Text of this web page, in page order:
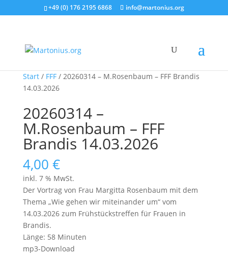
+49 (0) 176 2195 6868 info@martonius.org
Start/ FFF/ 20260314 – M.Rosenbaum – FFF Brandis
14.03.2026
20260314 –
M.Rosenbaum – FFF
Brandis 14.03.2026
4,00 €
inkl. 7 % MwSt.
Der Vortrag von Frau Margitta Rosenbaum mit dem
Thema „Wie gehen wir miteinander um“ vom
14.03.2026 zum Frühstückstreffen für Frauen in
Brandis.
Länge: 58 Minuten
mp3-Download